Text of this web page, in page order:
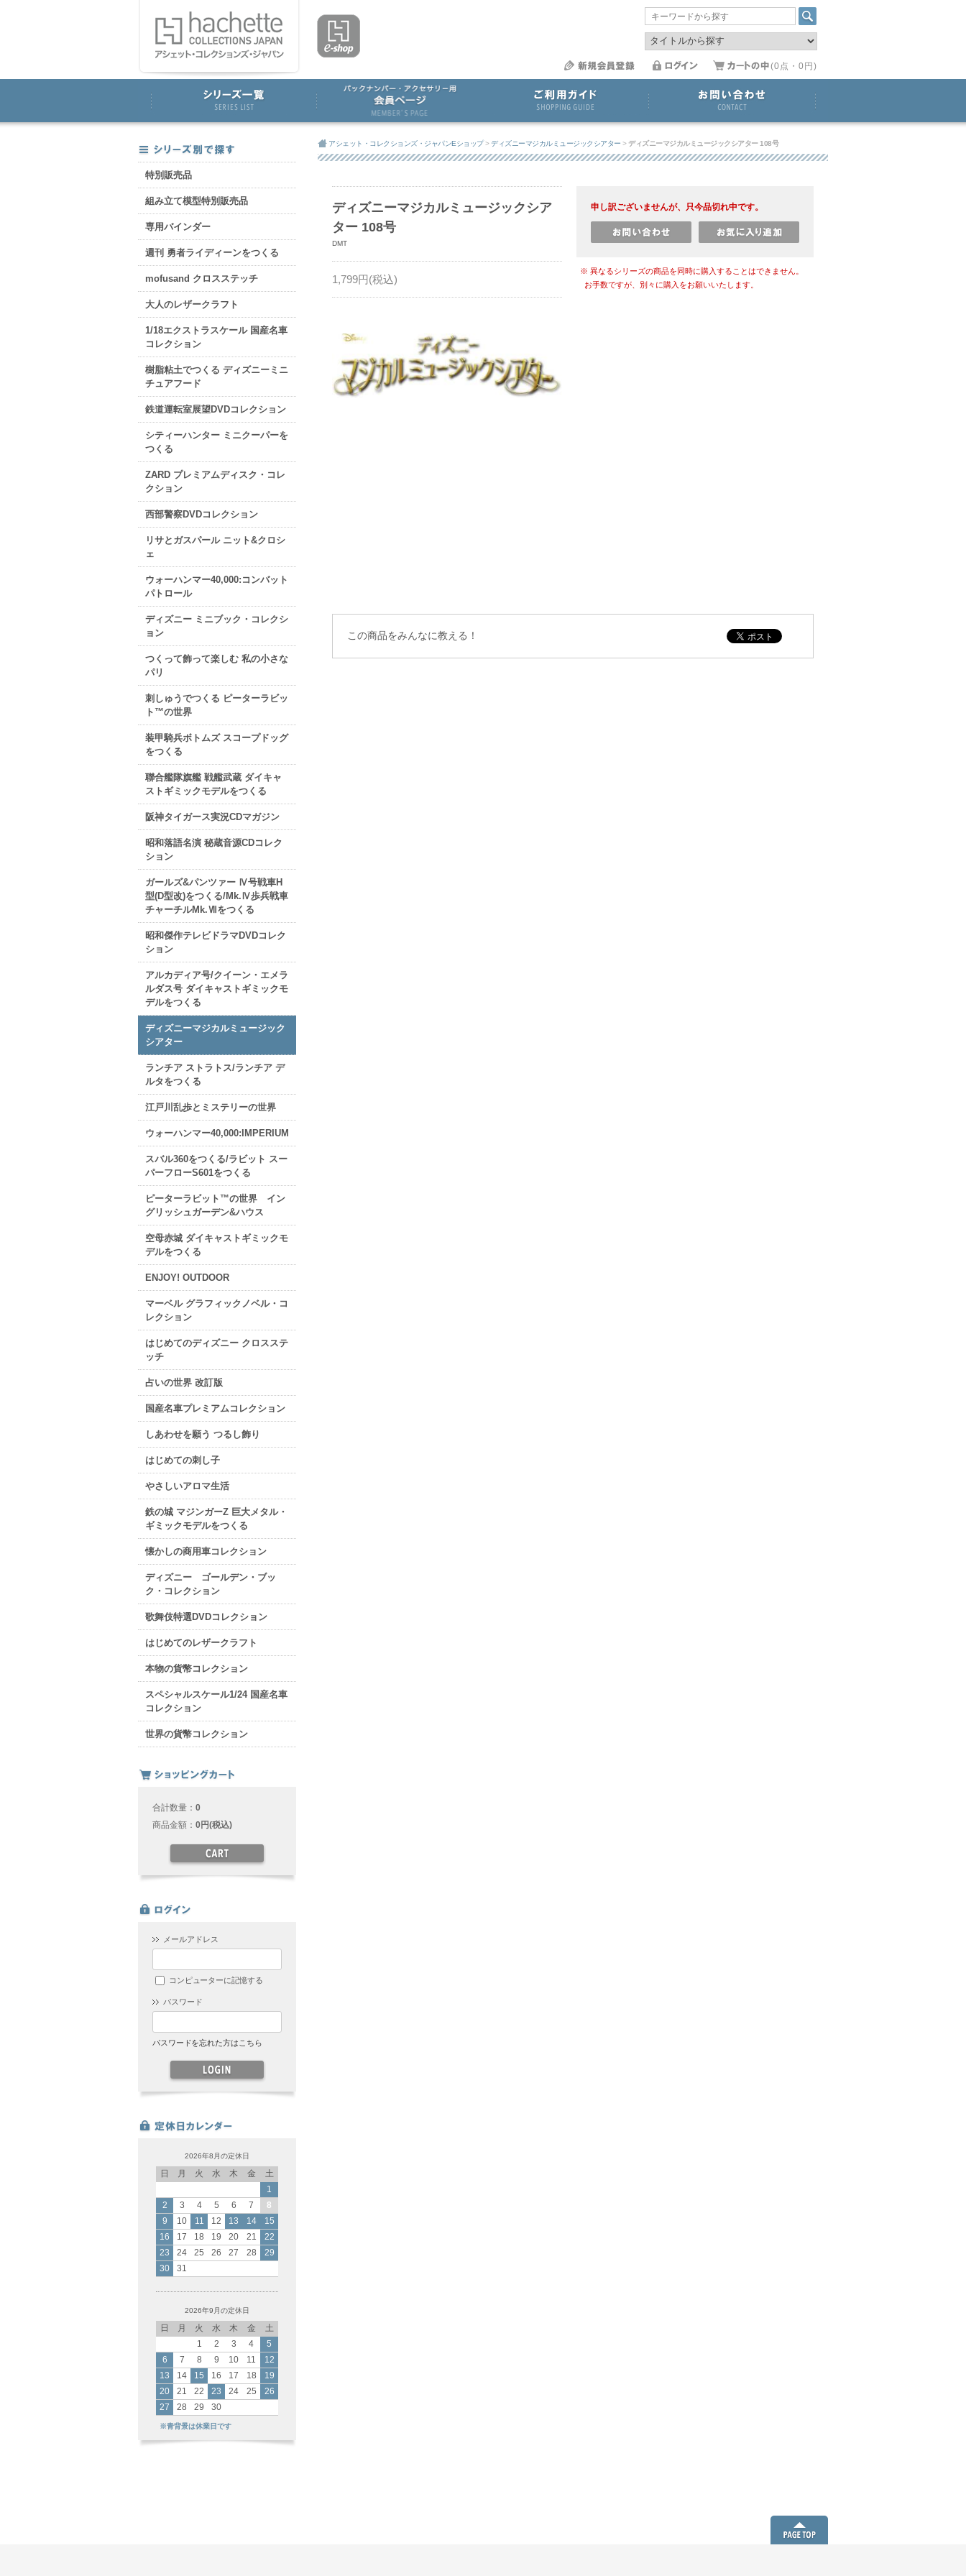
(0点・0円)
特別販売品
組み立て模型特別販売品
専用バインダー
週刊 勇者ライディーンをつくる
mofusand クロスステッチ
大人のレザークラフト
1/18エクストラスケール 国産名車
コレクション
樹脂粘土でつくる ディズニーミニ
チュアフード
鉄道運転室展望DVDコレクション
シティーハンター ミニクーパーを
つくる
ZARD プレミアムディスク・コレ
クション
西部警察DVDコレクション
リサとガスパール ニット&クロシ
ェ
ウォーハンマー40,000:コンバット
パトロール
ディズニー ミニブック・コレクシ
ョン
つくって飾って楽しむ 私の小さな
パリ
刺しゅうでつくる ピーターラビッ
ト™の世界
装甲騎兵ボトムズ スコープドッグ
をつくる
聯合艦隊旗艦 戦艦武蔵 ダイキャ
ストギミックモデルをつくる
阪神タイガース実況CDマガジン
昭和落語名演 秘蔵音源CDコレク
ション
ガールズ&パンツァー Ⅳ号戦車H
型(D型改)をつくる/Mk.Ⅳ歩兵戦車
チャーチルMk.Ⅶをつくる
昭和傑作テレビドラマDVDコレク
ション
アルカディア号/クイーン・エメラ
ルダス号 ダイキャストギミックモ
デルをつくる
ディズニーマジカルミュージック
シアター
ランチア ストラトス/ランチア デ
ルタをつくる
江戸川乱歩とミステリーの世界
ウォーハンマー40,000:IMPERIUM
スバル360をつくる/ラビット スー
パーフローS601をつくる
ピーターラビット™の世界 イン
グリッシュガーデン&ハウス
空母赤城 ダイキャストギミックモ
デルをつくる
ENJOY! OUTDOOR
マーベル グラフィックノベル・コ
レクション
はじめてのディズニー クロスステ
ッチ
占いの世界 改訂版
国産名車プレミアムコレクション
しあわせを願う つるし飾り
はじめての刺し子
やさしいアロマ生活
鉄の城 マジンガーZ 巨大メタル・
ギミックモデルをつくる
懐かしの商用車コレクション
ディズニー ゴールデン・ブッ
ク・コレクション
歌舞伎特選DVDコレクション
はじめてのレザークラフト
本物の貨幣コレクション
スペシャルスケール1/24 国産名車
コレクション
世界の貨幣コレクション
合計数量： 0
商品金額： 0円(税込)
メールアドレス
コンピューターに記憶する
パスワード
パスワードを忘れた方はこちら
2026年8月の定休日
日 月 火 水 木 金
土
1
2
3 4 5 6 7
8
9
10 11 12 13 14
15
16
17 18 19 20 21
22
23
24 25 26 27 28
29
30
31
2026年9月の定休日
日 月 火 水 木 金
土
1
2 3 4
5
6
7 8 9 10 11
12
13
14 15 16 17 18
19
20
21 22 23 24 25
26
27
28 29 30
※青背景は休業日です
アシェット・コレクションズ・ジャパンEショップ>ディズニーマジカルミュージックシアター >ディズニーマジカルミュージックシアター 108号
ディズニーマジカルミュージックシア
ター 108号
DMT
1,799円(税込)
申し訳ございませんが、只今品切れ中です。
※ 異なるシリーズの商品を同時に購入することはできません。
お手数ですが、別々に購入をお願いいたします。
この商品をみんなに教える！